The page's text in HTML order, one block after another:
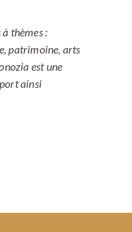
thèmes :
patrimoine, arts
est une
ainsi